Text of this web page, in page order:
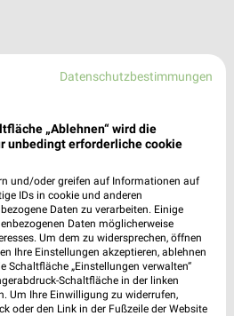
Angebote in Raunheim
Datenschutzbestimmungen
„Ablehnen“ wird die
unbedingt erforderliche cookie
und/oder greifen auf Informationen auf
IDs in cookie und anderen
Daten zu verarbeiten. Einige
Daten möglicherweise
Um dem zu widersprechen, öffnen
Ihre Einstellungen akzeptieren, ablehnen
Schaltfläche „Einstellungen verwalten“
Schaltfläche in der linken
Um Ihre Einwilligung zu widerrufen,
oder den Link in der Fußzeile der Website